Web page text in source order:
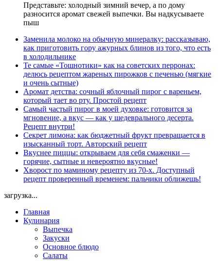
Представьте: холодный зимний вечер, а по дому
разносится аромат свежей выпечки. Вы надкусываете
пыш
Заменила молоко на обычную минералку: рассказываю,
как приготовить гору ажурных блинов из того, что есть
в холодильнике
Те самые «Тошнотики» как на советских перронах:
делюсь рецептом жареных пирожков с печенью (мягкие
и очень сытные)
Аромат детства: сочный яблочный пирог с вареньем,
который тает во рту. Простой рецепт
Самый частый пирог в моей духовке: готовится за
мгновение, а вкус — как у шедеврального десерта.
Рецепт внутри!
Секрет лимона: как бюджетный фрукт превращается в
изысканный торт. Авторский рецепт
Вкуснее пиццы: открываем для себя смаженки —
горячие, сытные и невероятно вкусные!
Хворост по маминому рецепту из 70-х. Доступный
рецепт проверенный временем: пальчики оближешь!
загрузка...
Главная
Кулинария
Выпечка
Закуски
Основное блюдо
Салаты